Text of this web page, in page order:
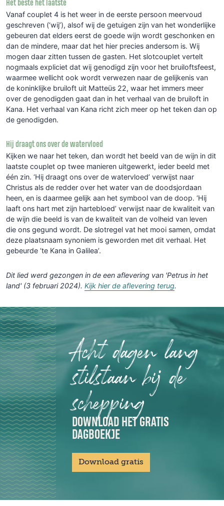
Het beste het laatste
Vanaf couplet 4 is het weer in de eerste persoon meervoud
geschreven (‘wij’), alsof wij de getuigen zijn van het wonderlijke
gebeuren dat elders eerst de goede wijn wordt geschonken en
dan de mindere, maar dat het hier precies andersom is. Wij
mogen daar zitten tussen de gasten. Het slotcouplet vertelt
nogmaals expliciet dat wij genodigd zijn voor het bruiloftsfeest,
waarmee wellicht ook wordt verwezen naar de gelijkenis van
de koninklijke bruiloft uit Matteüs 22, waar het immers meer
over de genodigden gaat dan in het verhaal van de bruiloft in
Kana. Het verhaal van Kana richt zich meer op het teken dan op
de genodigden.
Hij draagt ons over de watervloed
Kijken we naar het teken, dan wordt het beeld van de wijn in dit
laatste couplet op twee manieren uitgewerkt, ieder beeld met
één zin. ‘Hij draagt ons over de watervloed’ verwijst naar
Christus als de redder over het water van de doodsjordaan
heen, en is daarmee gelijk aan het symbool van de doop. ‘Hij
laaft ons hart met zijn hartebloed’ verwijst naar de kwaliteit van
de wijn die beeld is van de kwaliteit van de volheid van leven
die ons gegund wordt. De slotregel vat het mooi samen, omdat
deze plaatsnaam synoniem is geworden met dit verhaal. Het
gebeurde ‘te Kana in Galilea’.
Dit lied werd gezongen in de een aflevering van 'Petrus in het
land' (3 februari 2024). Kijk hier de aflevering terug.
Acht dagen lang
stilstaan bij de
schepping
DOWNLOAD HET GRATIS
DAGBOEKJE
Download gratis